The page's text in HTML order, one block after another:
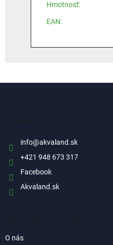
Hmotnosť:
EAN:
info@akvaland.sk
+421 948 673 317
Facebook
Akvaland.sk
O nás